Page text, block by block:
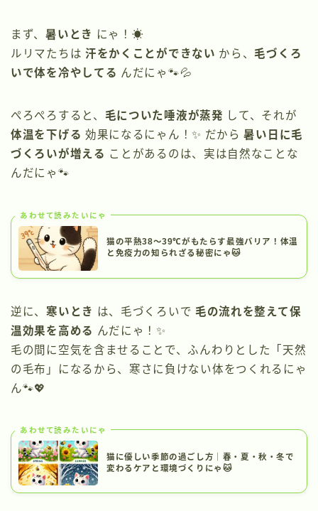
まず、暑いとき にゃ！☀️
ルリマたちは 汗をかくことができない から、毛づくろ
いで体を冷やしてる んだにゃ🐾💦
ぺろぺろすると、 毛についた唾液が蒸発 して、それが
体温を下げる 効果になるにゃん！✨ だから暑い日に毛
づくろいが増える ことがあるのは、実は自然なことな
んだにゃ🐾
あわせて読みたいにゃ
猫の平熱38〜39℃がもたらす最強バリア！体温
と免疫力の知られざる秘密にゃ🐱
逆に、寒いとき は、毛づくろいで 毛の流れを整えて保
温効果を高める んだにゃ！✨
毛の間に空気を含ませることで、ふんわりとした「天然
の毛布」になるから、寒さに負けない体をつくれるにゃ
ん🐾💖
あわせて読みたいにゃ
猫に優しい季節の過ごし方｜春・夏・秋・冬で
変わるケアと環境づくりにゃ🐱